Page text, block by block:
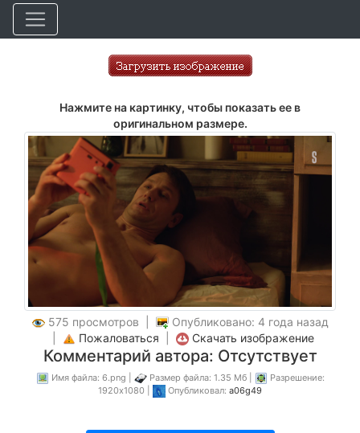
Нажмите на картинку, чтобы показать ее в
оригинальном размере.
575 просмотров |
Опубликовано: 4 года назад
Пожаловаться Скачать изображение
Комментарий автора: Отсутствует
Имя файла: 6.png | Размер файла: 1.35 Мб |
Разрешение:
1920x1080 |
Опубликовал: a06g49